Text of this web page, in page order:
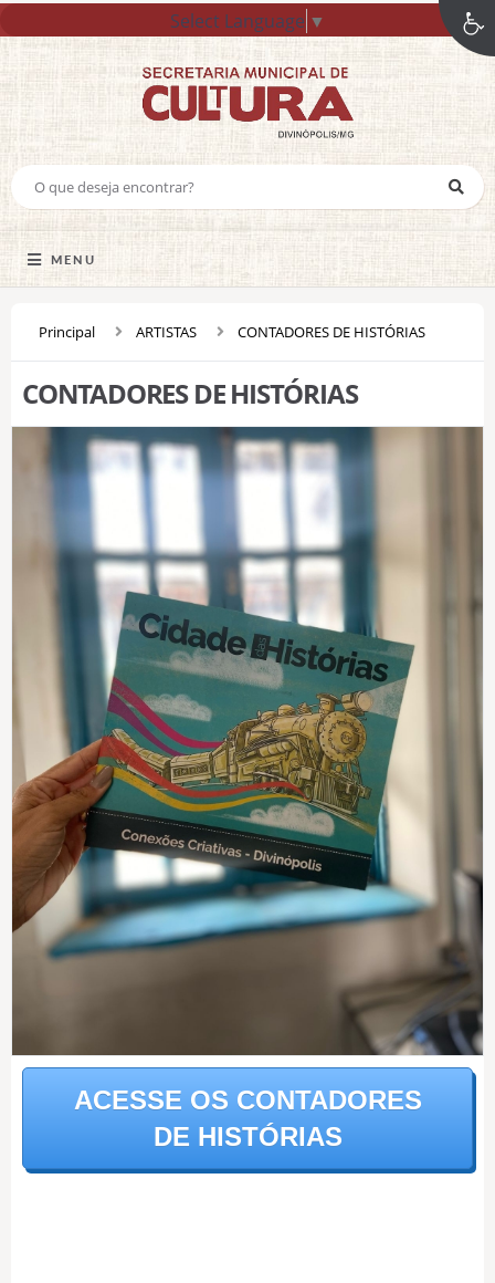
Select Language ▼
MENU
Principal ARTISTAS CONTADORES DE HISTÓRIAS
CONTADORES DE HISTÓRIAS
ACESSE OS CONTADORES
DE HISTÓRIAS